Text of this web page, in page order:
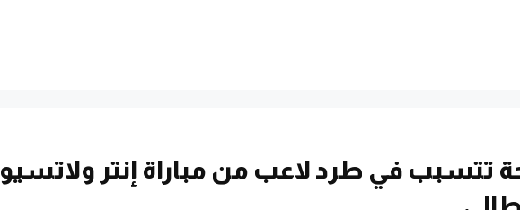
تتسبب في طرد لاعب من مباراة إنتر ولاتسيو